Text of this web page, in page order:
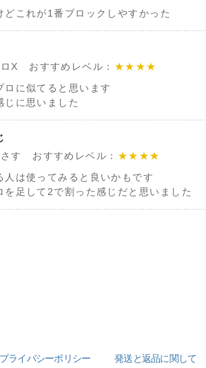
これが1番ブロックしやすかった
X おすすめレベル： ★★★★
に似てると思います
じに思いました
す おすすめレベル： ★★★★
は使ってみると良いかもです
足して2で割った感じだと思いました
プライバシーポリシー 発送と返品に関して